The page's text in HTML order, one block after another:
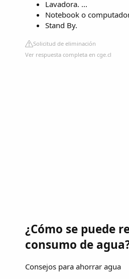
Lavadora. ...
Notebook o
Stand By.
Solicitud de eliminación
Ver respuesta completa en cge.cl
¿Cómo se puede
consumo de
Consejos para ahorrar agua